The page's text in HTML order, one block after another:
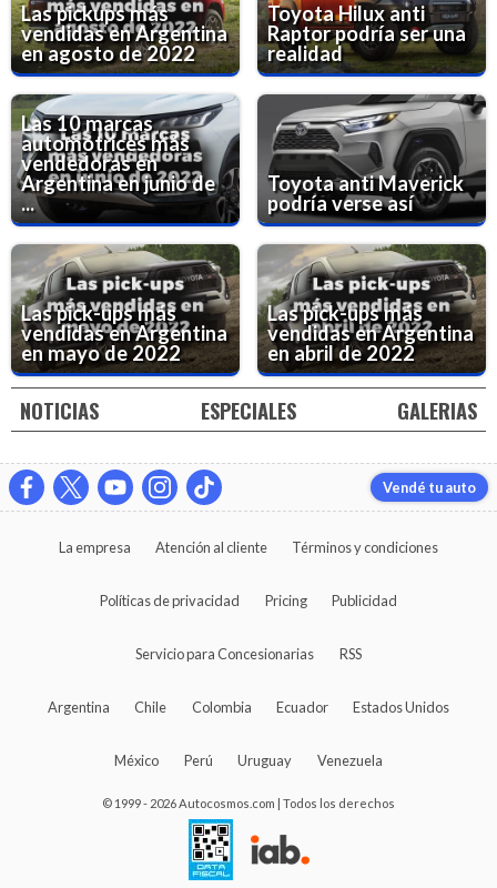
Las pickups más
vendidas en Argentina
en agosto de 2022
Toyota Hilux anti
Raptor podría ser una
realidad
Las 10 marcas
automotrices más
vendedoras en
Argentina en junio de
...
Toyota anti Maverick
podría verse así
Las pick-ups más
vendidas en Argentina
en mayo de 2022
Las pick-ups más
vendidas en Argentina
en abril de 2022
NOTICIAS ESPECIALES GALERIAS
Vendé tu auto
La empresa Atención al cliente Términos y condiciones
Políticas de privacidad Pricing Publicidad
Servicio para Concesionarias RSS
Argentina Chile Colombia Ecuador Estados Unidos
México Perú Uruguay Venezuela
© 1999 - 2026 Autocosmos.com | Todos los derechos